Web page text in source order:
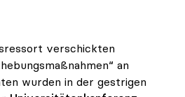
verschickten
an
wurden in der gestrigen